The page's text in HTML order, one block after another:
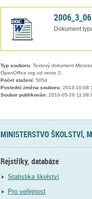
Dokument
Typ souboru:Textový dokument
OpenOffice.org od verze 2.
Počet stažení:5054
Poslední změna souboru:2013-10-08
Soubor publikován:2010-05-26
MINISTERSTVO ŠKOLSTVÍ,
Rejstříky, databáze
Statistika školství
Pro veřejnost